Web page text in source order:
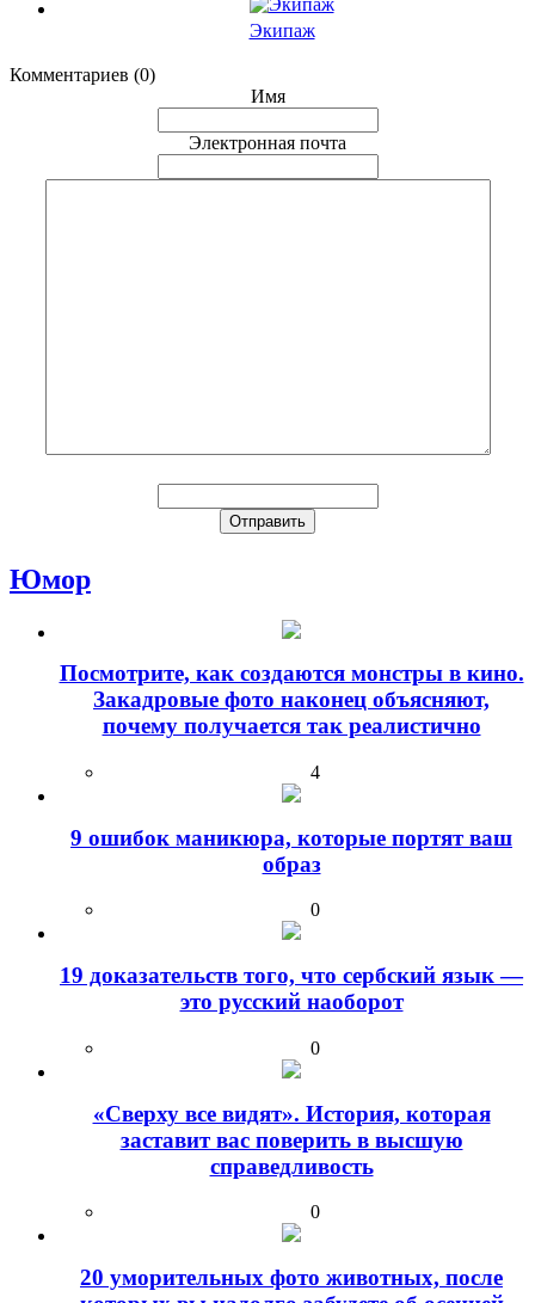
Экипаж
Комментариев (0)
Имя
Электронная почта
Юмор
Посмотрите, как создаются монстры в кино.
Закадровые фото наконец объясняют,
почему получается так реалистично
4
9 ошибок маникюра, которые портят ваш
образ
0
19 доказательств того, что сербский язык —
это русский наоборот
0
«Сверху все видят». История, которая
заставит вас поверить в высшую
справедливость
0
20 уморительных фото животных, после